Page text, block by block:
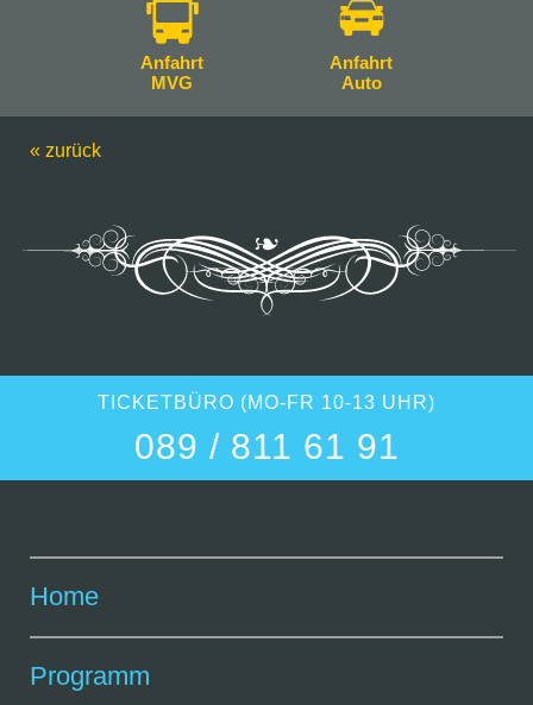
Anfahrt
MVG
Anfahrt
Auto
« zurück
TICKETBÜRO (MO-FR 10-13 UHR)
089 / 811 61 91
Home
Programm